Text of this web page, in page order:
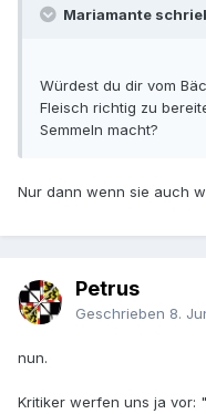
Mariamante
Würdest du dir vom
Fleisch richtig zu
Semmeln macht?
Nur dann wenn sie auch
Petrus
Geschrieben 8.
nun.
Kritiker werfen uns ja vor: